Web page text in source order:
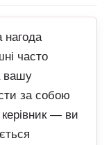
часто
вашу
за собою
— ви